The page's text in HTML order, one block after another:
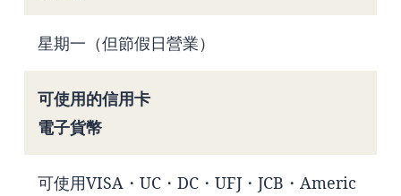
星期一（但節假日營業）
可使用的信用卡
電子貨幣
可使用VISA・UC・DC・UFJ・JCB・Americ